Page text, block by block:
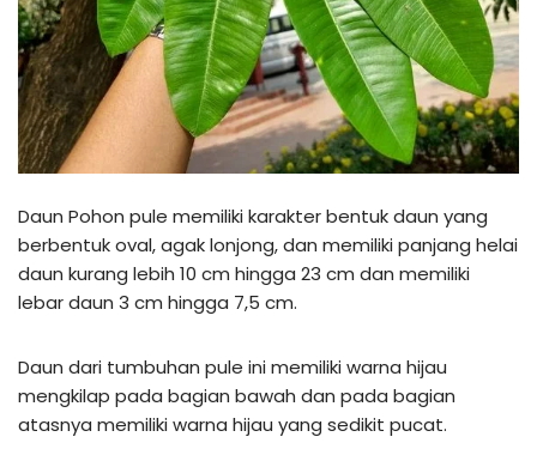
Daun Pohon pule memiliki karakter bentuk daun yang
berbentuk oval, agak lonjong, dan memiliki panjang helai
daun kurang lebih 10 cm hingga 23 cm dan memiliki
lebar daun 3 cm hingga 7,5 cm.
Daun dari tumbuhan pule ini memiliki warna hijau
mengkilap pada bagian bawah dan pada bagian
atasnya memiliki warna hijau yang sedikit pucat.